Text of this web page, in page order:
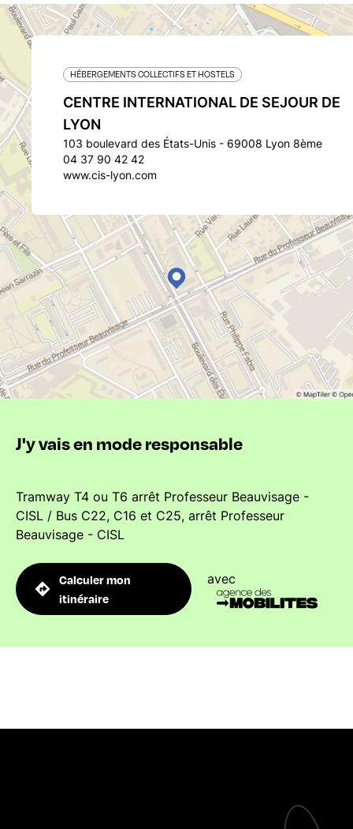
HÉBERGEMENTS COLLECTIFS ET HOSTELS
CENTRE INTERNATIONAL DE SEJOUR DE
LYON
103 boulevard des États-Unis - 69008 Lyon 8ème
04 37 90 42 42
www.cis-lyon.com
J'y vais en mode responsable
Tramway T4 ou T6 arrêt Professeur Beauvisage -
CISL / Bus C22, C16 et C25, arrêt Professeur
Beauvisage - CISL
Calculer mon
itinéraire
avec